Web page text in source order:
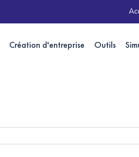
Création d'entreprise Outils